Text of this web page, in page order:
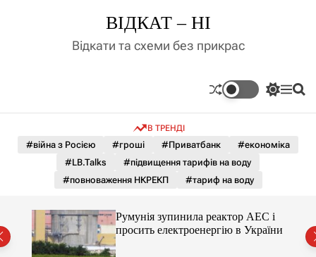
д
у
ВІДКАТ – НІ
Відкати та схеми без прикрас
П
м
к
а
о
л
ь
М П
В ТРЕНДІ
#війна з Росією #гроші #Приватбанк
#економіка
#LB.Talks
#підвищення тарифів на воду
#повноваження НКРЕКП
#тариф на воду
Румунія зупинила реактор АЕС і
просить електроенергію в України